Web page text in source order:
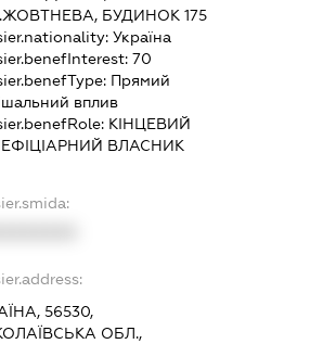
БУДИНОК 175
Україна
70
Прямий
вплив
КІНЦЕВИЙ
ВЛАСНИК
56530,
ОБЛ.,